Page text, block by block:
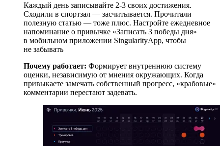
Каждый день записывайте 2-3 своих достижения.
Сходили в спортзал — засчитывается. Прочитали
полезную статью — тоже плюс. Настройте ежедневное
напоминание о привычке «Записать 3 победы дня»
в мобильном приложении SingularityApp, чтобы
не забывать
Почему работает: Формирует внутреннюю систему
оценки, независимую от мнения окружающих. Когда
привыкаете замечать собственный прогресс, «крабовые»
комментарии перестают задевать.